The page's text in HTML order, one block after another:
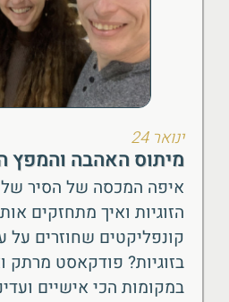
ינואר 24
מיתוס האהבה והמפץ
איפה המכסה של הסיר
הזוגיות ואיך מתחזקים
קונפליקטים שחוזרים על
בזוגיות? פודקאסט מרתק
במקומות הכי אישיים